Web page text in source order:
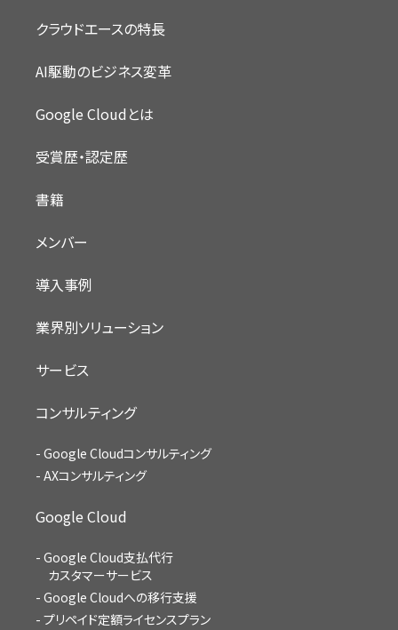
クラウドエースの特長
AI駆動のビジネス変革
Google Cloudとは
受賞歴・認定歴
書籍
メンバー
導入事例
業界別ソリューション
サービス
コンサルティング
Google Cloudコンサルティング
AXコンサルティング
Google Cloud
Google Cloud支払代行
カスタマーサービス
Google Cloudへの移行支援
プリペイド定額ライセンスプラン